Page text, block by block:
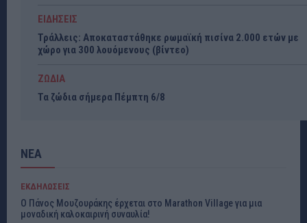
ΕΙΔΗΣΕΙΣ
Τράλλεις: Αποκαταστάθηκε ρωμαϊκή πισίνα 2.000 ετών με
χώρο για 300 λουόμενους (βίντεο)
ΖΩΔΙΑ
Τα ζώδια σήμερα Πέμπτη 6/8
ΝΕΑ
ΕΚΔΗΛΩΣΕΙΣ
Ο Πάνος Μουζουράκης έρχεται στο Marathon Village για μια
μοναδική καλοκαιρινή συναυλία!